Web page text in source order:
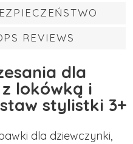
REVIEWS
dla
lokówką i
stylistki 3+
dla dziewczynki,